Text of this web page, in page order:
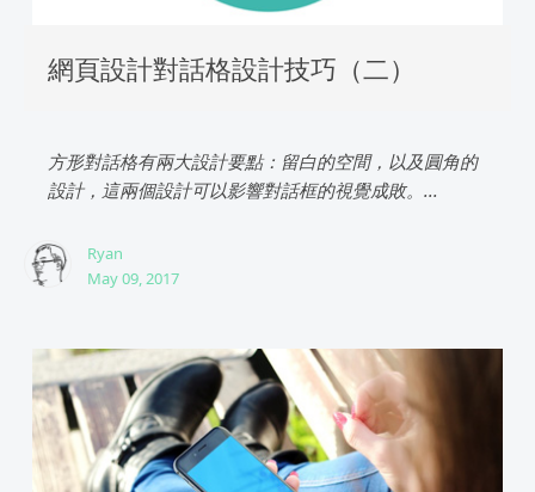
網頁設計對話格設計技巧（二）
方形對話格有兩大設計要點：留白的空間，以及圓角的
設計，這兩個設計可以影響對話框的視覺成敗。...
Ryan
May 09, 2017